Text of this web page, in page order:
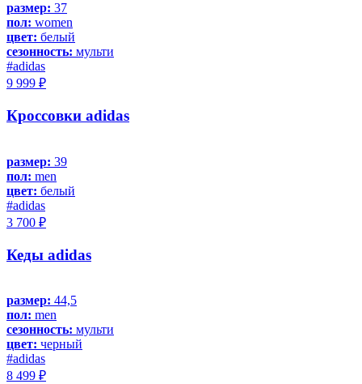
размер: 37
пол: women
цвет: белый
сезонность: мульти
#adidas
9 999 ₽
Кроссовки adidas
размер: 39
пол: men
цвет: белый
#adidas
3 700 ₽
Кеды adidas
размер: 44,5
пол: men
сезонность: мульти
цвет: черный
#adidas
8 499 ₽